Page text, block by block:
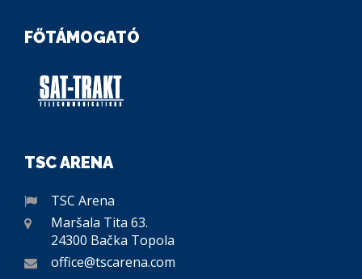
FŐTÁMOGATÓ
TSC ARENA
TSC Arena
Maršala Tita 63.
24300 Bačka Topola
office@tscarena.com